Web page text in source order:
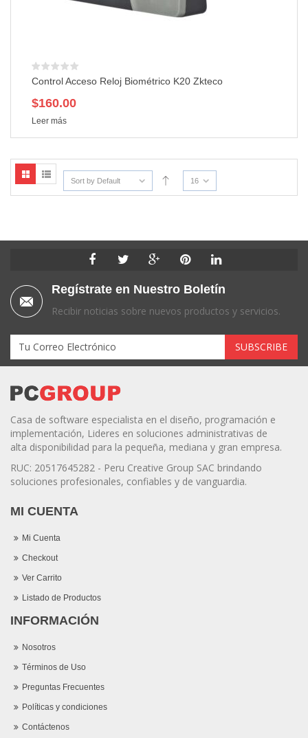
Control Acceso Reloj Biométrico K20 Zkteco
$160.00
Leer más
Sort by Default 16
Regístrate en Nuestro Boletín
Recibir noticias sobre nuevos productos y servicios.
Casa de software especialista en el diseño, programación e
implementación, Lideres en soluciones administrativas de
alta disponibilidad para la pequeña, mediana y gran empresa.
RUC: 20517645282 - Peru Creative Group SAC brindando
soluciones profesionales, confiables y de vanguardia.
MI CUENTA
Mi Cuenta
Checkout
Ver Carrito
Listado de Productos
INFORMACIÓN
Nosotros
Términos de Uso
Preguntas Frecuentes
Políticas y condiciones
Contáctenos